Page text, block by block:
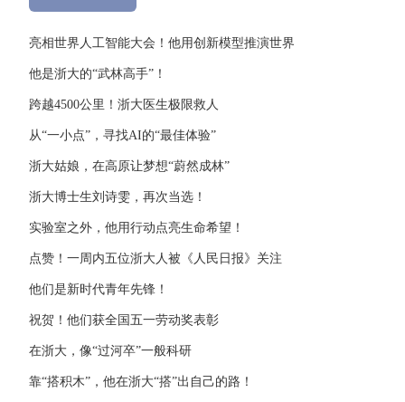
亮相世界人工智能大会！他用创新模型推演世界
他是浙大的“武林高手”！
跨越4500公里！浙大医生极限救人
从“一小点”，寻找AI的“最佳体验”
浙大姑娘，在高原让梦想“蔚然成林”
浙大博士生刘诗雯，再次当选！
实验室之外，他用行动点亮生命希望！
点赞！一周内五位浙大人被《人民日报》关注
他们是新时代青年先锋！
祝贺！他们获全国五一劳动奖表彰
在浙大，像“过河卒”一般科研
靠“搭积木”，他在浙大“搭”出自己的路！